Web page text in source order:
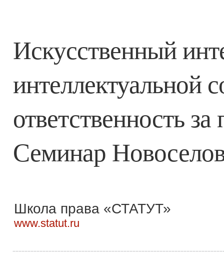
Искусственный
интеллектуальной
ответственность
Семинар
Школа права «СТАТУТ»
www.statut.ru